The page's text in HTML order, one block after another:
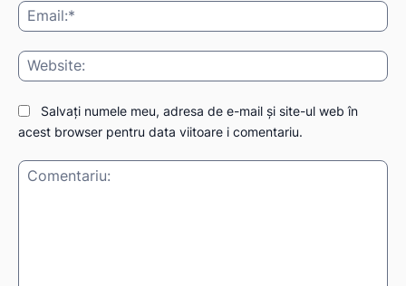
Salvați numele meu, adresa de e-mail și site-ul web în
acest browser pentru data viitoare i comentariu.